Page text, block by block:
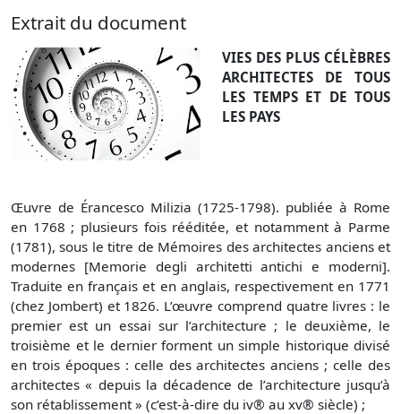
Extrait du document
VIES DES PLUS CÉLÈBRES
ARCHITECTES DE TOUS
LES TEMPS ET DE TOUS
LES PAYS
Œuvre de Érancesco Milizia (1725-1798). publiée à Rome
en 1768 ; plusieurs fois rééditée, et notamment à Parme
(1781), sous le titre de Mémoires des architectes anciens et
modernes [Memorie degli architetti antichi e moderni].
Traduite en français et en anglais, respectivement en 1771
(chez Jombert) et 1826. L’œuvre comprend quatre livres : le
premier est un essai sur l’architecture ; le deuxième, le
troisième et le dernier forment un simple historique divisé
en trois époques : celle des architectes anciens ; celle des
architectes « depuis la décadence de l’architecture jusqu’à
son rétablissement » (c’est-à-dire du iv® au xv® siècle) ;